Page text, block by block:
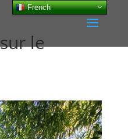
le
French